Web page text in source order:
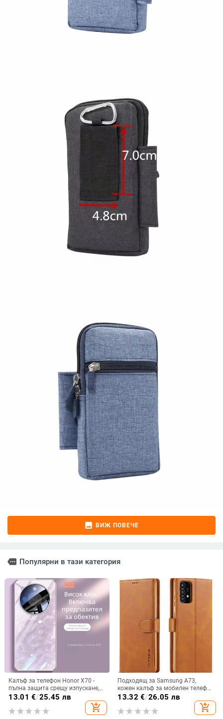
image ВИЖ ПОВЕЧЕ
more Популярни в тази категория
Калъф за телефон Honor X70 -
пълна защита срещу изпускане,
закалено стъкло, модел Аурора
13.01 €/25.45 лв
add_shopping_cart
Подходящ за Samsung A73,
кожен калъф за мобилен телефон
A36/A16, калъф за мобилен
телефон A26/A56, флип калъф,
защитен калъф, невидима скоба.
13.32 €/26.05 лв
add_shopping_cart